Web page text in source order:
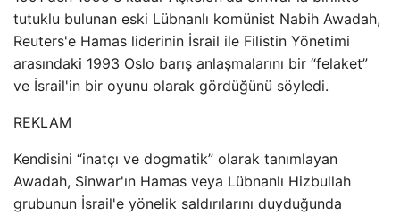
tutuklu bulunan eski Lübnanlı komünist Nabih Awadah,
Reuters'e Hamas liderinin İsrail ile Filistin Yönetimi
arasındaki 1993 Oslo barış anlaşmalarını bir “felaket”
ve İsrail'in bir oyunu olarak gördüğünü söyledi.
REKLAM
Kendisini “inatçı ve dogmatik” olarak tanımlayan
Awadah, Sinwar'ın Hamas veya Lübnanlı Hizbullah
grubunun İsrail'e yönelik saldırılarını duyduğunda